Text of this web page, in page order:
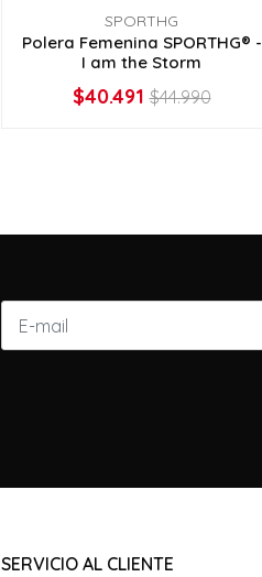
SPORTHG
Polera Femenina SPORTHG® -
I am the Storm
VER OPCIONES
$40.491 $44.990
SERVICIO AL CLIENTE